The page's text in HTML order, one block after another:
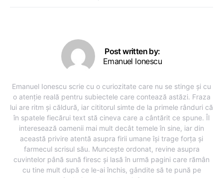
Post written by:
Emanuel Ionescu
Emanuel Ionescu scrie cu o curiozitate care nu se stinge și cu
o atenție reală pentru subiectele care contează astăzi. Fraza
lui are ritm și căldură, iar cititorul simte de la primele rânduri că
în spatele fiecărui text stă cineva care a cântărit ce spune. Îl
interesează oamenii mai mult decât temele în sine, iar din
această privire atentă asupra firii umane își trage forța și
farmecul scrisul său. Muncește ordonat, revine asupra
cuvintelor până sună firesc și lasă în urmă pagini care rămân
cu tine mult după ce le-ai închis, gândite să te pună pe